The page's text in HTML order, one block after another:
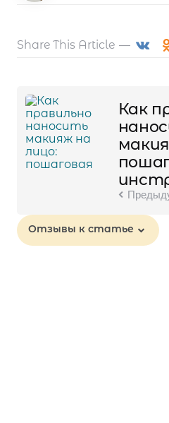
Share This Article
Навигация
Как
Отзывы к статье